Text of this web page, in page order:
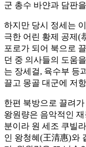
군 총수 바얀과 담판
하지만 당시 정세는
극한 어린 황제 공제(
포로가 되어 북으로
던 중 의사들의 도움
는 장세걸, 육수부 등
끌고 몽골 대군에 저
한편 북방으로 끌려
왕원량은 음악적인
분이라 원 세조 쿠빌
인 왕청혜(王清惠)와